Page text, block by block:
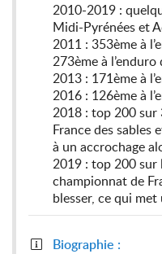
2010-2019 :
Midi-Pyrénées et
2011 : 353ème à
273ème à
2013 : 171ème à
2016 : 126ème à
2018 : top 200 sur
France des sables
à un accrochage
2019 : top 200 sur
championnat de
blesser, ce qui

Biographie :